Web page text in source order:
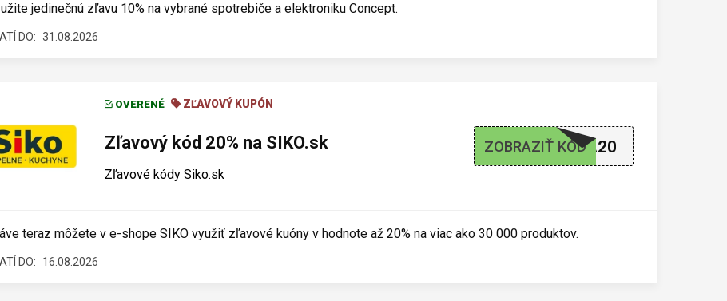
jedinečnú zľavu 10% na vybrané spotrebiče a elektroniku Concept.
DO: 31.08.2026
OVERENÉ ZĽAVOVÝ KUPÓN
Zľavový kód 20% na SIKO.sk
Zľavové kódy Siko.sk
ZOBRAZIŤ KÓD
ZLAVA20
teraz môžete v e-shope SIKO využiť zľavové kuóny v hodnote až 20% na viac ako 30 000 produktov.
DO: 16.08.2026